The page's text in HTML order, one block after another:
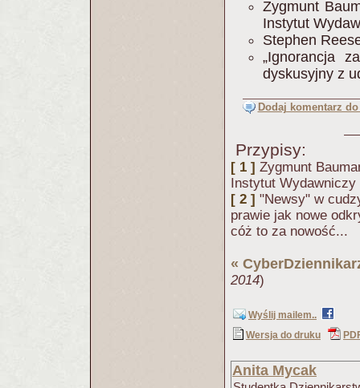
Zygmunt
Instytut
Stephen
„Ignorancja
dyskusyjny z
Dodaj komentarz
Przypisy:
[ 1 ] Zygmunt
Instytut
[ 2 ] "Newsy" w
prawie jak nowe
cóż to za nowość...
«
2014)
Wyślij mailem..
Wersja do druku
Anita Mycak